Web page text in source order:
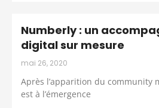
Numberly : un
digital sur mesure
mai 26, 2020
Après l’apparition du community
est à l’émergence